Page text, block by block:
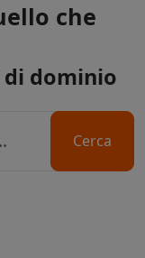
che
dominio
Cerca